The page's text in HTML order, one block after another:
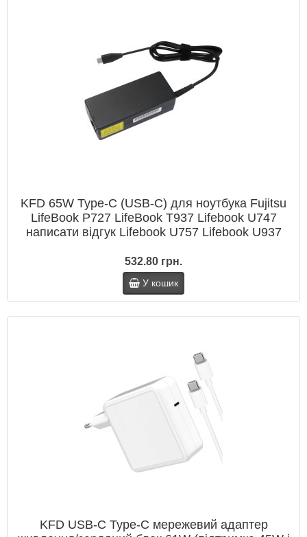
KFD 65W Type-C (USB-C) для ноутбука Fujitsu
LifeBook P727 LifeBook T937 Lifebook U747
написати відгук Lifebook U757 Lifebook U937
532.80 грн.
У кошик
KFD USB‑C Type‑C мережевий адаптер